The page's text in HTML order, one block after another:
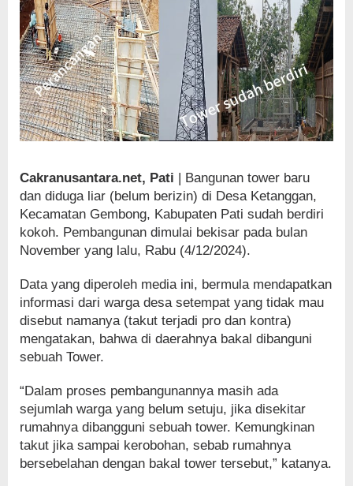
Cakranusantara.net, Pati | Bangunan tower baru
dan diduga liar (belum berizin) di Desa Ketanggan,
Kecamatan Gembong, Kabupaten Pati sudah berdiri
kokoh. Pembangunan dimulai bekisar pada bulan
November yang lalu, Rabu (4/12/2024).
Data yang diperoleh media ini, bermula mendapatkan
informasi dari warga desa setempat yang tidak mau
disebut namanya (takut terjadi pro dan kontra)
mengatakan, bahwa di daerahnya bakal dibanguni
sebuah Tower.
“Dalam proses pembangunannya masih ada
sejumlah warga yang belum setuju, jika disekitar
rumahnya dibangguni sebuah tower. Kemungkinan
takut jika sampai kerobohan, sebab rumahnya
bersebelahan dengan bakal tower tersebut,” katanya.